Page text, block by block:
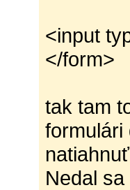
<input
</form>
tak tam
formulári
Nedal